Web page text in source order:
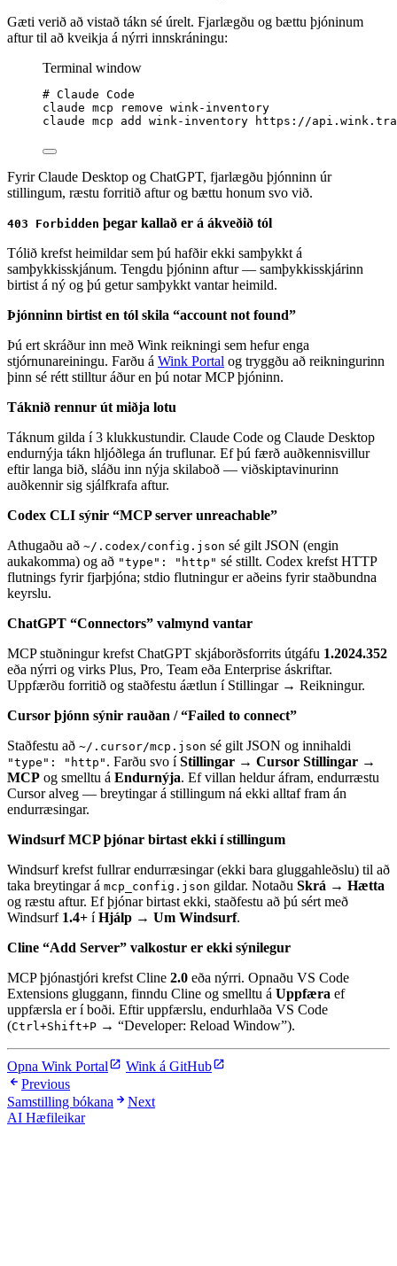
Gæti verið að vistað tákn sé úrelt. Fjarlægðu og bættu þjóninum
aftur til að kveikja á nýrri innskráningu:
Terminal window
# Claude Code
claude mcp remove wink-inventory
claude mcp add wink-inventory https://
Fyrir Claude Desktop og ChatGPT, fjarlægðu þjónninn úr
stillingum, ræstu forritið aftur og bættu honum svo við.
403 Forbidden þegar kallað er á ákveðið tól
Tólið krefst heimildar sem þú hafðir ekki samþykkt á
samþykkisskjánum. Tengdu þjóninn aftur — samþykkisskjárinn
birtist á ný og þú getur samþykkt vantar heimild.
Þjónninn birtist en tól skila “account not found”
Þú ert skráður inn með Wink reikningi sem hefur enga
stjórnunareiningu. Farðu á Wink Portal og tryggðu að reikningurinn
þinn sé rétt stilltur áður en þú notar MCP þjóninn.
Táknið rennur út miðja lotu
Táknum gilda í 3 klukkustundir. Claude Code og Claude Desktop
endurnýja tákn hljóðlega án truflunar. Ef þú færð auðkennisvillur
eftir langa bið, sláðu inn nýja skilaboð — viðskiptavinurinn
auðkennir sig sjálfkrafa aftur.
Codex CLI sýnir “MCP server unreachable”
Athugaðu að ~/.codex/config.json sé gilt JSON (engin
aukakomma) og að "type": "http" sé stillt. Codex krefst HTTP
flutnings fyrir fjarþjóna; stdio flutningur er aðeins fyrir staðbundna
keyrslu.
ChatGPT “Connectors” valmynd vantar
MCP stuðningur krefst ChatGPT skjáborðsforrits útgáfu 1.2024.352
eða nýrri og virks Plus, Pro, Team eða Enterprise áskriftar.
Uppfærðu forritið og staðfestu áætlun í Stillingar → Reikningur.
Cursor þjónn sýnir rauðan / “Failed to connect”
Staðfestu að ~/.cursor/mcp.json sé gilt JSON og innihaldi
"type": "http" . Farðu svo íStillingar → Cursor Stillingar →
MCP og smelltu á Endurnýja. Ef villan heldur áfram, endurræstu
Cursor alveg — breytingar á stillingum ná ekki alltaf fram án
endurræsingar.
Windsurf MCP þjónar birtast ekki í stillingum
Windsurf krefst fullrar endurræsingar (ekki bara gluggahleðslu) til að
taka breytingar á mcp_config.json gildar. Notaðu Skrá → Hætta
og ræstu aftur. Ef þjónar birtast ekki, staðfestu að þú sért með
Windsurf 1.4+ íHjálp → Um Windsurf.
Cline “Add Server” valkostur er ekki sýnilegur
MCP þjónastjóri krefst Cline 2.0 eða nýrri. Opnaðu VS Code
Extensions gluggann, finndu Cline og smelltu á Uppfæra ef
uppfærsla er í boði. Eftir uppfærslu, endurhlaða VS Code
(Ctrl+Shift+P → “Developer: Reload Window”).
Opna Wink Portal
Wink á GitHub
Previous
Samstilling bókana
Next
AI Hæfileikar